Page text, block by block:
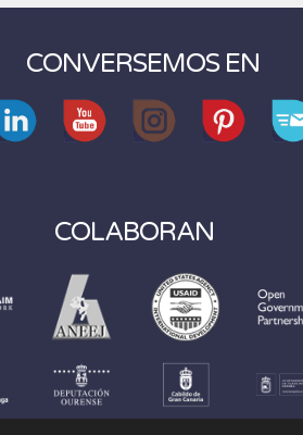
CONVERSEMOS EN
COLABORAN